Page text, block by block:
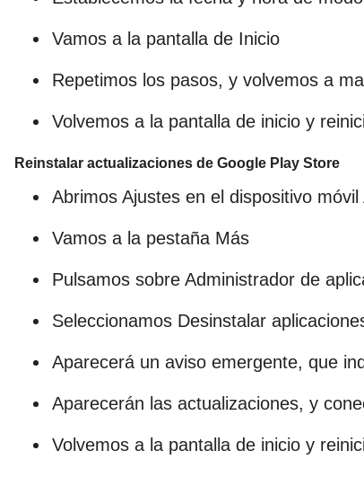
Vamos a la pantalla de Inicio
Repetimos los pasos, y volvemos a
Volvemos a la pantalla de inicio y
Reinstalar actualizaciones de Google Play Store
Abrimos Ajustes en el dispositivo móvil
Vamos a la pestaña Más
Pulsamos sobre Administrador de
Seleccionamos Desinstalar
Aparecerá un aviso emergente, que
Aparecerán las actualizaciones, y
Volvemos a la pantalla de inicio y